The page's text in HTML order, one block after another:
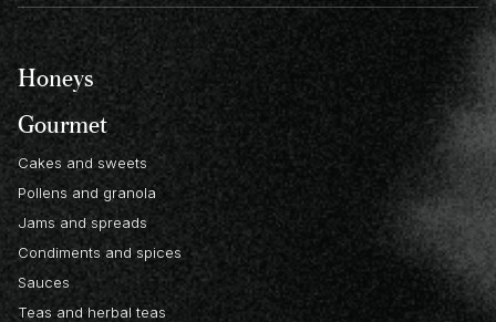
Honeys
Gourmet
Cakes and sweets
Pollens and granola
Jams and spreads
Condiments and spices
Sauces
Teas and herbal teas